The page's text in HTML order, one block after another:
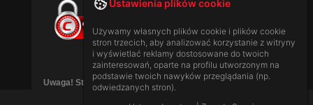
Ustawodawstwo|Zasady Serwisu]
Uwaga! Strona może zawierać treści dla dorosłych (18+),
Ustawienia plików cookie
Używamy własnych plików cookie i plików cookie
stron trzecich, aby analizować korzystanie z witryny
i wyświetlać reklamy dostosowane do twoich
zainteresowań, oparte na profilu utworzonym na
podstawie twoich nawyków przeglądania (np.
odwiedzanych stron).